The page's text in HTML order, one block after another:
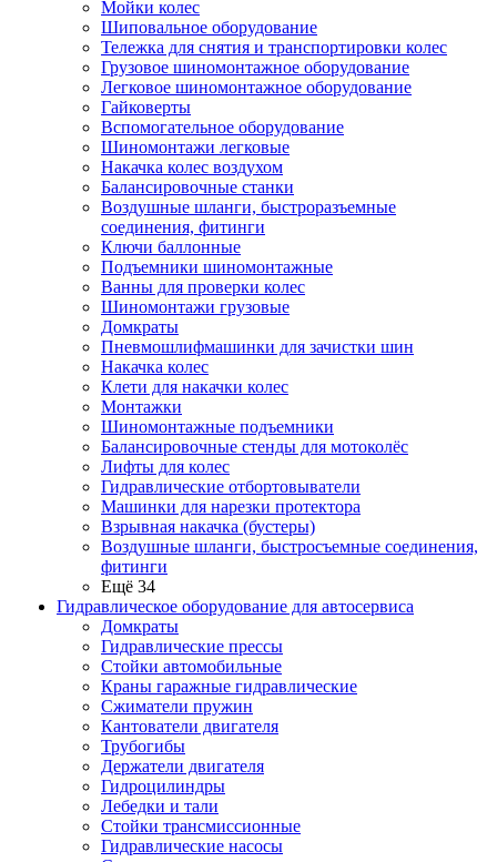
Мойки колес
Шиповальное оборудование
Тележка для снятия и транспортировки колес
Грузовое шиномонтажное оборудование
Легковое шиномонтажное оборудование
Гайковерты
Вспомогательное оборудование
Шиномонтажи легковые
Накачка колес воздухом
Балансировочные станки
Воздушные шланги, быстроразъемные
соединения, фитинги
Ключи баллонные
Подъемники шиномонтажные
Ванны для проверки колес
Шиномонтажи грузовые
Домкраты
Пневмошлифмашинки для зачистки шин
Накачка колес
Клети для накачки колес
Монтажки
Шиномонтажные подъемники
Балансировочные стенды для мотоколёс
Лифты для колес
Гидравлические отбортовыватели
Машинки для нарезки протектора
Взрывная накачка (бустеры)
Воздушные шланги, быстросъемные соединения,
фитинги
Ещё 34
Гидравлическое оборудование для автосервиса
Домкраты
Гидравлические прессы
Стойки автомобильные
Краны гаражные гидравлические
Сжиматели пружин
Кантователи двигателя
Трубогибы
Держатели двигателя
Гидроцилиндры
Лебедки и тали
Стойки трансмиссионные
Гидравлические насосы